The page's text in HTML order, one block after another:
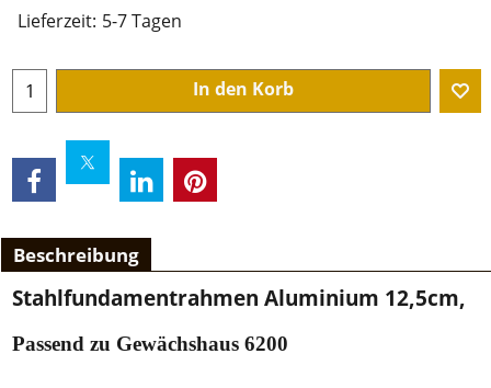
Lieferzeit: 5-7 Tagen
In den Korb
Beschreibung
Stahlfundamentrahmen Aluminium 12,5cm,
Passend zu Gewächshaus 6200